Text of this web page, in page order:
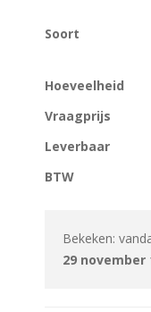
Soort
Hoeveelheid
Vraagprijs
Leverbaar
BTW
Bekeken:
29 november